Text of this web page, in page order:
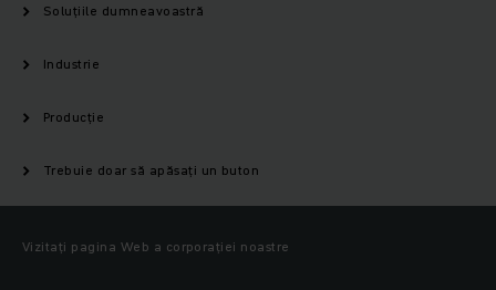
Soluțiile dumneavoastră
Industrie
Producție
Trebuie doar să apăsați un buton
Vizitați pagina Web a corporației noastre